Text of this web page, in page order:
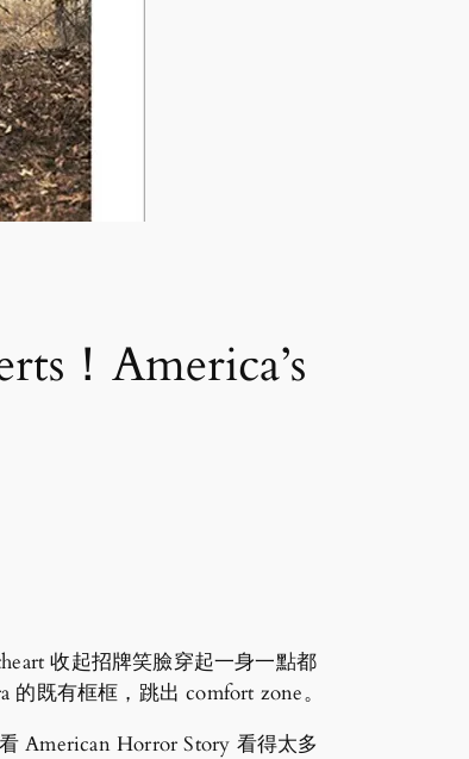
！America’s
收起招牌笑臉穿起一身一點都
既有框框，跳出 comfort zone。
American Horror Story 看得太多